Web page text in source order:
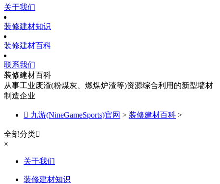
关于我们
装修建材知识
装修建材百科
联系我们
装修建材百科
从事工业废渣(粉煤灰、燃煤炉渣等)资源综合利用的新型墙材
制造企业
 九游(NineGameSports)官网 > 装修建材百科 >
全部分类
×
关于我们
装修建材知识